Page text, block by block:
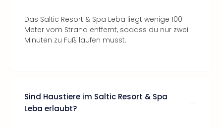
Das Saltic Resort & Spa Leba liegt wenige 100
Meter vom Strand entfernt, sodass du nur zwei
Minuten zu Fuß laufen musst.
Sind Haustiere im Saltic Resort & Spa
Leba erlaubt?